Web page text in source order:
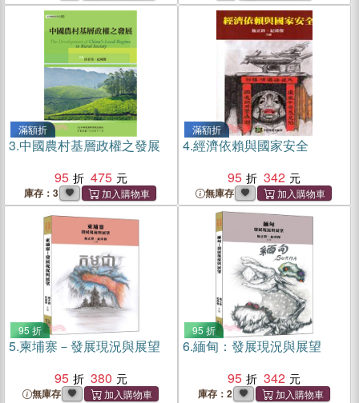
滿額折
3.中國農村基層政權之發展
95
475
庫存：3
滿額折
4.經濟依賴與國家安全
95
342
無庫存
95 折
5.柬埔寨－發展現況與展望
95
380
無庫存
95 折
6.緬甸：發展現況與展望
95
342
庫存：2